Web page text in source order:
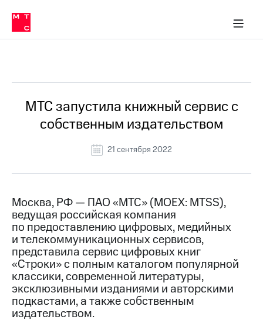
Медиа-центр
и акционерам
Устойчивое развитие
Комплаенс и деловая этика
компании
Карьера
История
компании
информация
Медиа-центр
Пресс-
релизы
МТС
о технологиях
Достижения
Интервью
в МТС
Пресс-
релизы
о технологиях
МТС запустила книжный сервис с
собственным издательством
21 сентября 2022
Москва, РФ — ПАО «МТС» (MOEX: MTSS),
ведущая российская компания
по предоставлению цифровых, медийных
и телекоммуникационных сервисов,
представила сервис цифровых книг
«Строки» с полным каталогом популярной
классики, современной литературы,
эксклюзивными изданиями и авторскими
подкастами, а также собственным
издательством.